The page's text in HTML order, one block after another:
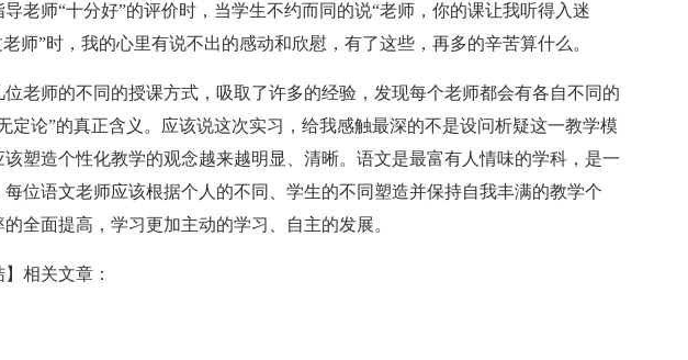
老师“十分好”的评价时，当学生不约而同的说“老师，你的课让我听得入迷
师”时，我的心里有说不出的感动和欣慰，有了这些，再多的辛苦算什么。
师的不同的授课方式，吸取了许多的经验，发现每个老师都会有各自不同的
定论”的真正含义。应该说这次实习，给我感触最深的不是设问析疑这一教学模
塑造个性化教学的观念越来越明显、清晰。语文是最富有人情味的学科，是一
位语文老师应该根据个人的不同、学生的不同塑造并保持自我丰满的教学个
全面提高，学习更加主动的学习、自主的发展。
相关文章：